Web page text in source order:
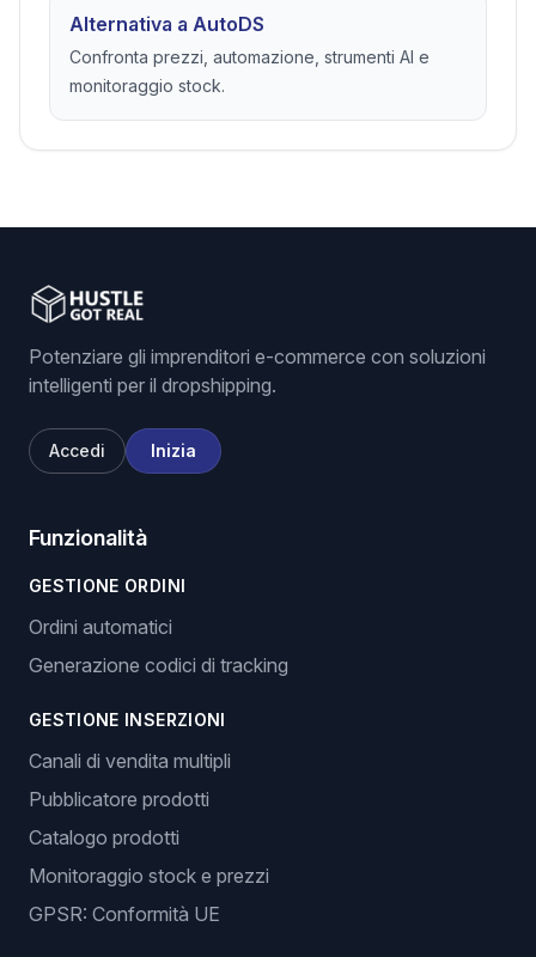
Alternativa a AutoDS
Confronta prezzi, automazione, strumenti AI e
monitoraggio stock.
Potenziare gli imprenditori e-commerce con soluzioni
intelligenti per il dropshipping.
Accedi Inizia
Funzionalità
GESTIONE ORDINI
Ordini automatici
Generazione codici di tracking
GESTIONE INSERZIONI
Canali di vendita multipli
Pubblicatore prodotti
Catalogo prodotti
Monitoraggio stock e prezzi
GPSR: Conformità UE